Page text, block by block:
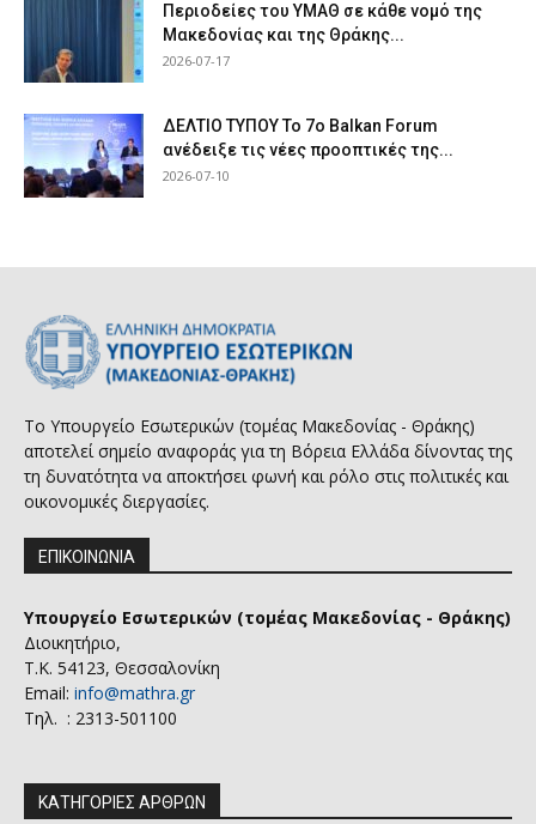
Περιοδείες του ΥΜΑΘ σε κάθε νομό της
Μακεδονίας και της Θράκης...
2026-07-17
ΔΕΛΤΙΟ ΤΥΠΟΥ Το 7ο Balkan Forum
ανέδειξε τις νέες προοπτικές της...
2026-07-10
Το Υπουργείο Εσωτερικών (τομέας Μακεδονίας - Θράκης)
αποτελεί σημείο αναφοράς για τη Βόρεια Ελλάδα δίνοντας της
τη δυνατότητα να αποκτήσει φωνή και ρόλο στις πολιτικές και
οικονομικές διεργασίες.
ΕΠΙΚΟΙΝΩΝΙΑ
Υπουργείο Εσωτερικών (τομέας Μακεδονίας - Θράκης)
Διοικητήριο,
Τ.Κ. 54123, Θεσσαλονίκη
Email: info@mathra.gr
Τηλ. : 2313-501100
ΚΑΤΗΓΟΡΙΕΣ ΑΡΘΡΩΝ